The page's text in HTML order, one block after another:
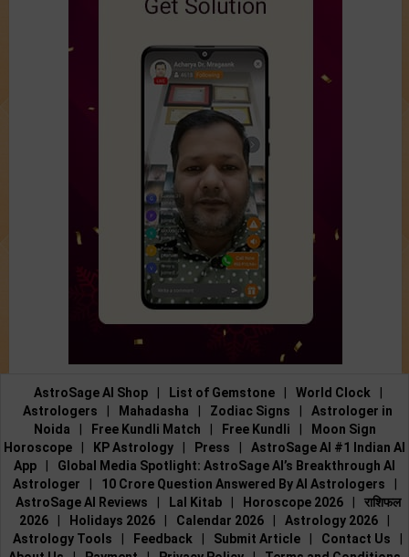
AstroSage AI Shop List of Gemstone World Clock
Astrologers
Mahadasha Zodiac Signs
Astrologer in
Noida
Free Kundli Match Free Kundli
Moon Sign
Horoscope
KP Astrology Press
AstroSage AI #1 Indian AI
App
Global Media Spotlight: AstroSage AI’s Breakthrough AI
Astrologer
10 Crore Question Answered By AI Astrologers
AstroSage AI Reviews
Lal Kitab Horoscope 2026
राशिफल
2026
Holidays 2026 Calendar 2026 Astrology 2026
Astrology Tools
Feedback Submit Article Contact Us